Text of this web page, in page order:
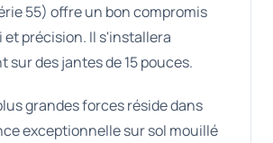
55) offre un bon compromis
précision. Il s'installera
sur des jantes de 15 pouces.
grandes forces réside dans
exceptionnelle sur sol mouillé